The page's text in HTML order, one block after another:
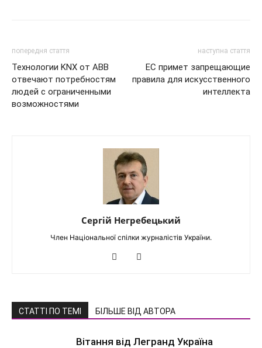
попередня стаття
Технологии KNX от АВВ
отвечают потребностям
людей с ограниченными
возможностями
наступна стаття
ЕС примет запрещающие
правила для искусственного
интеллекта
Сергій Негребецький
Член Національної спілки журналістів України.
СТАТТІ ПО ТЕМІ БІЛЬШЕ ВІД АВТОРА
Вітання від Легранд Україна